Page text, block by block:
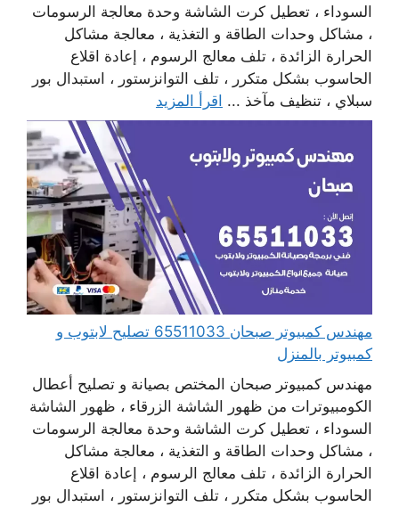
السوداء ، تعطيل كرت الشاشة وحدة معالجة الرسومات
، مشاكل وحدات الطاقة و التغذية ، معالجة مشاكل
الحرارة الزائدة ، تلف معالج الرسوم ، إعادة اقلاع
الحاسوب بشكل متكرر ، تلف التوانزستور ، استبدال بور
سبلاي ، تنظيف مآخذ ... اقرأ المزيد
مهندس كمبيوتر صبحان 65511033 تصليح لابتوب و
كمبيوتر بالمنزل
مهندس كمبيوتر صبحان المختص بصيانة و تصليح أعطال
الكومبيوترات من ظهور الشاشة الزرقاء ، ظهور الشاشة
السوداء ، تعطيل كرت الشاشة وحدة معالجة الرسومات
، مشاكل وحدات الطاقة و التغذية ، معالجة مشاكل
الحرارة الزائدة ، تلف معالج الرسوم ، إعادة اقلاع
الحاسوب بشكل متكرر ، تلف التوانزستور ، استبدال بور